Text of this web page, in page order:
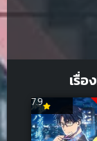
เรื่
7.9